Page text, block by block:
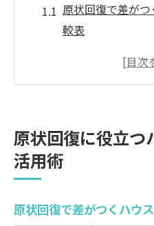
原状回復で差が
較表
ハウスクリーニ
退去時に役立つ
ント
水回り清掃サー
原状回復に役立つ
活用術
原状回復で差がつくハウ